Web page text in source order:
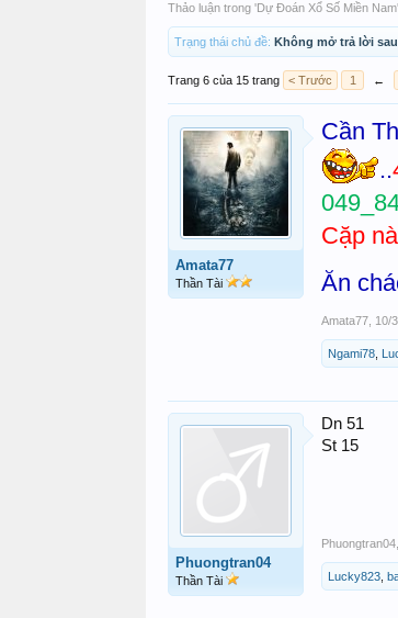
Thảo luận trong 'Dự Đoán Xổ Số Miền Nam
Trạng thái chủ đề: Không mở trả lời sau
Trang 6 của 15 trang < Trước 1 ←
Amata77
Thần Tài
Cần
..
Cặp
Ăn
Amata77 10/
Ngami78
Phuongtran04
Thần Tài
Dn 51
St 15
Phuongtran04
Lucky823